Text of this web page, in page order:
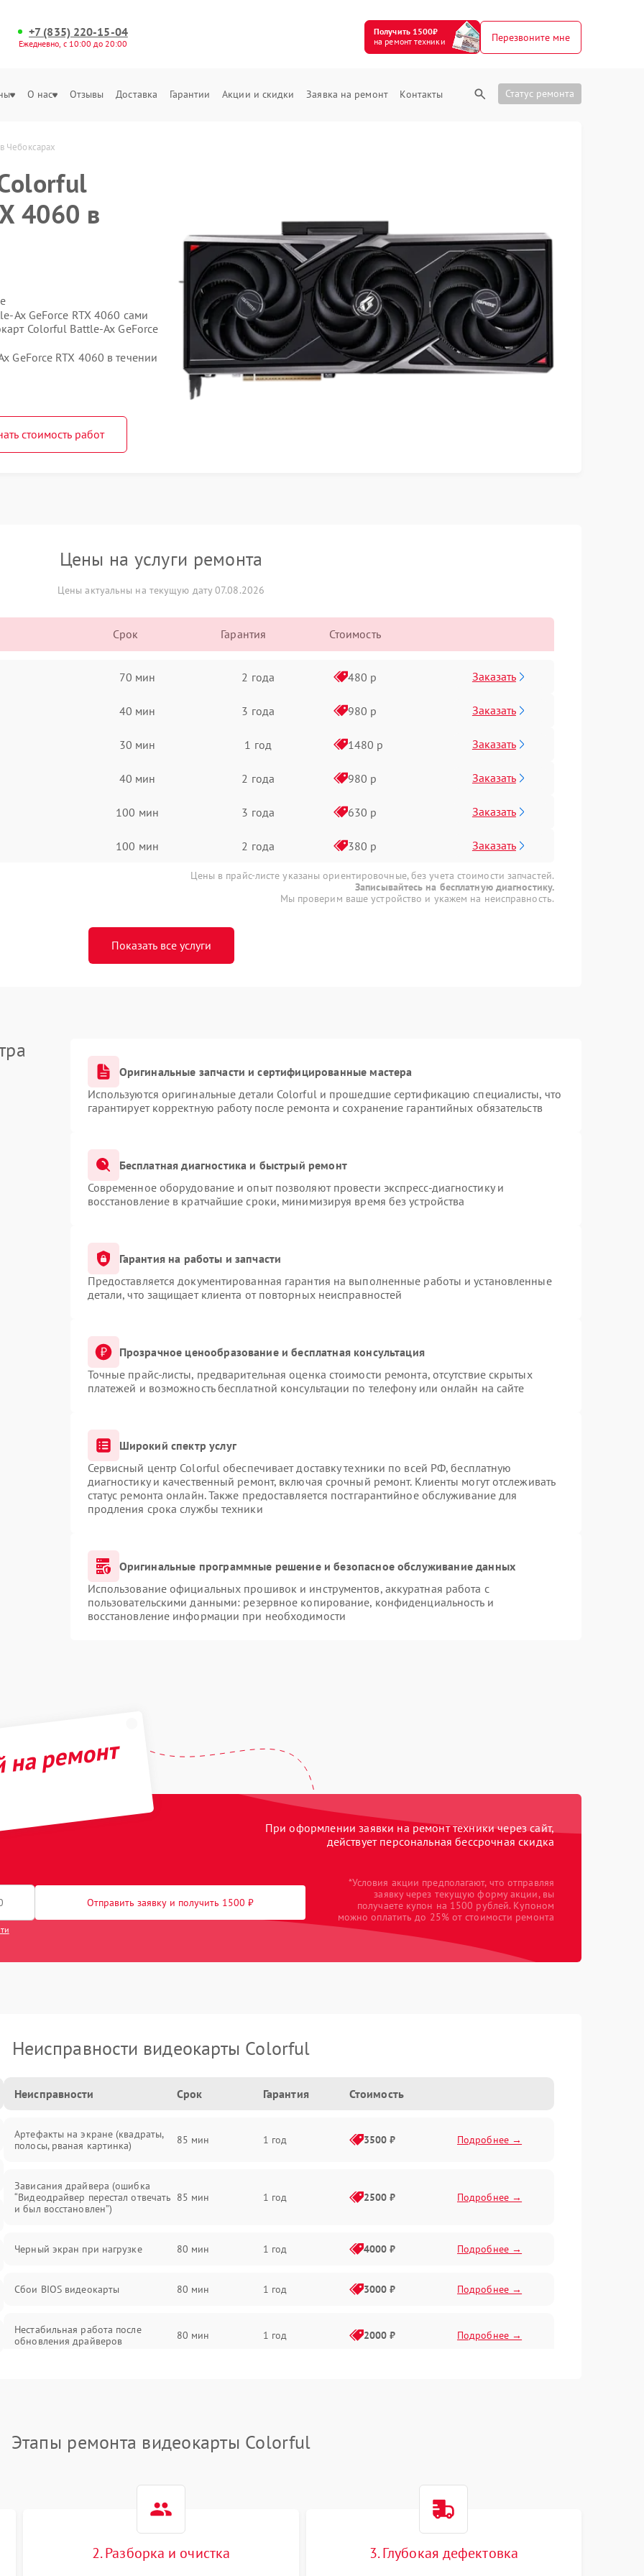
+7 (835) 220-15-04
Ежедневно, с 10:00 до 20:00
Получить 1500₽
на ремонт техники
Перезвоните мне
О нас Отзывы Доставка Гарантии Акции и скидки Заявка на ремонт Контакты Статус ремонта
Чебоксарах
4060 в
Ax GeForce RTX 4060 сами
Colorful Battle-Ax GeForce
GeForce RTX 4060 в течении
стоимость работ
Цены на услуги ремонта
Цены актуальны на текущую дату 07.08.2026
Срок Гарантия Стоимость
70 мин 2 года 480 р Заказать
40 мин 3 года 980 р Заказать
30 мин 1 год 1480 р Заказать
40 мин 2 года 980 р Заказать
100 мин 3 года 630 р Заказать
100 мин 2 года 380 р Заказать
Цены в прайс-листе указаны ориентировочные, без учета стоимости запчастей.
Записывайтесь на бесплатную диагностику.
Мы проверим ваше устройство и укажем на неисправность.
Показать все услуги
Оригинальные запчасти и сертифицированные мастера
Используются оригинальные детали Colorful и прошедшие сертификацию специалисты, что
гарантирует корректную работу после ремонта и сохранение гарантийных обязательств
Бесплатная диагностика и быстрый ремонт
Современное оборудование и опыт позволяют провести экспресс-диагностику и
восстановление в кратчайшие сроки, минимизируя время без устройства
Гарантия на работы и запчасти
Предоставляется документированная гарантия на выполненные работы и установленные
детали, что защищает клиента от повторных неисправностей
Прозрачное ценообразование и бесплатная консультация
Точные прайс-листы, предварительная оценка стоимости ремонта, отсутствие скрытых
платежей и возможность бесплатной консультации по телефону или онлайн на сайте
Широкий спектр услуг
Сервисный центр Colorful обеспечивает доставку техники по всей РФ, бесплатную
диагностику и качественный ремонт, включая срочный ремонт. Клиенты могут отслеживать
статус ремонта онлайн. Также предоставляется постгарантийное обслуживание для
продления срока службы техники
Оригинальные программные решение и безопасное обслуживание данных
Использование официальных прошивок и инструментов, аккуратная работа с
пользовательскими данными: резервное копирование, конфиденциальность и
восстановление информации при необходимости
ремонт
При оформлении заявки на ремонт техники через сайт,
действует персональная бессрочная скидка
Отправить заявку и получить 1500 ₽
*Условия акции предполагают, что отправляя
заявку через текущую форму акции, вы
получаете купон на 1500 рублей. Купоном
можно оплатить до 25% от стоимости ремонта
Неисправности видеокарты Colorful
Неисправности Срок Гарантия Стоимость
Артефакты на экране (квадраты,
полосы, рваная картинка)
85 мин 1 год 3500 ₽ Подробнее →
Зависания драйвера (ошибка
“Видеодрайвер перестал отвечать
и был восстановлен”)
85 мин 1 год 2500 ₽ Подробнее →
Черный экран при нагрузке 80 мин 1 год 4000 ₽ Подробнее →
Сбои BIOS видеокарты 80 мин 1 год 3000 ₽ Подробнее →
Нестабильная работа после
обновления драйверов
80 мин 1 год 2000 ₽ Подробнее →
Этапы ремонта видеокарты Colorful
2. Разборка и очистка 3. Глубокая дефектовка